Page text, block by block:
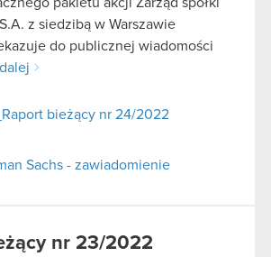
z siedzibą w Warszawie
do publicznej wiadomości
bieżący nr 24/2022
Sachs - zawiadomienie
nr 23/2022